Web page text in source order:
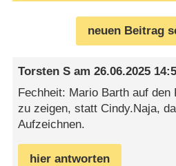
neuen Beitrag
Torsten S am26.06.2025
Fechheit: Mario Barth auf den
zu zeigen, statt Cindy.Naja,
Aufzeichnen.
hier antworten